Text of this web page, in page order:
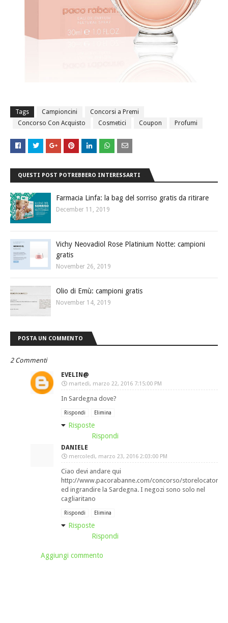
Tags Campioncini
Concorsi a Premi
Concorso Con Acquisto
Cosmetici Coupon Profumi
QUESTI POST POTREBBERO INTERESSARTI
Farmacia Linfa: la bag del sorriso gratis da ritirare
December 11, 2019
Vichy Neovadiol Rose Platinium Notte: campioni
gratis
November 26, 2019
Olio di Emù: campioni gratis
November 14, 2019
POSTA UN COMMENTO
2 Commenti
EVELIN@
martedì, marzo 22, 2016 7:15:00 PM
In Sardegna dove?
Rispondi Elimina
Risposte
Rispondi
DANIELE
mercoledì, marzo 23, 2016 2:03:00 PM
Ciao devi andare qui
http://www.pacorabanne.com/concorso/storelocator
ed ingrandire la Sardegna. I negozi sono solo nel
cagliaritano
Rispondi Elimina
Risposte
Rispondi
Aggiungi commento